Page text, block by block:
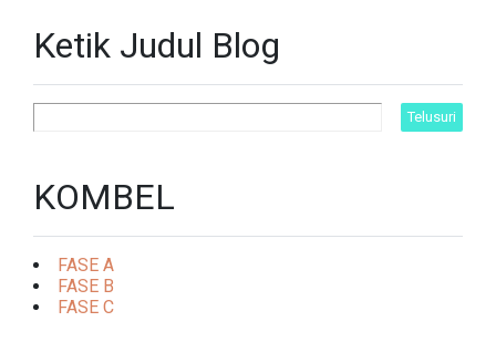
Ketik Judul Blog
KOMBEL
FASE A
FASE B
FASE C